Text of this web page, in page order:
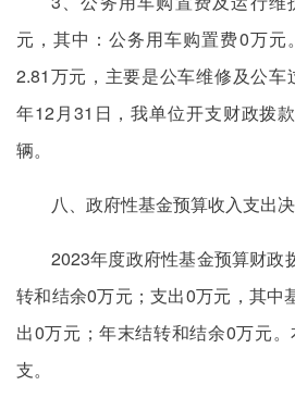
元，其中：公务用车购置费0万
2.81万元，主要是公车维修及公车
年12月31日，我单位开支财政拨
辆。
八、政府性基金预算收入支出
2023年度政府性基金预算财政
转和结余0万元；支出0万元，其中
出0万元；年末结转和结余0万元
支。